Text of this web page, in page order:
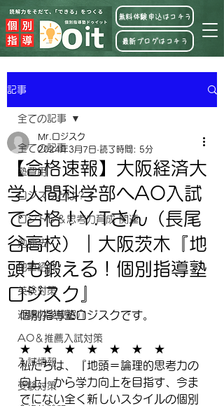
無料体験申込はコチラ
最新ブログはコチラ
記事
全ての記事
塾費用
ロジスクとは？！
ロジトレ＆思考力育成 関連
勉強法
他塾紹介
英検対策
近隣の学校紹介
AO＆推薦入試対策
入試情報
受験対策
全ての記事
【合格速報】大阪経済大
学人間科学部へAO入試
で合格！Y.Tさん（長尾
谷高校）｜大阪茨木『地
頭も鍛える！個別指導塾
ロジスク』
Mr.ロジスク
2024年3月7日 読了時間: 5分
個別指導塾ロジスクです。
★　★　★　★　★　★　★
私たちは、『地頭＝論理的思考力の
向上』から学力向上を目指す、今ま
でにない全く新しいスタイルの個別